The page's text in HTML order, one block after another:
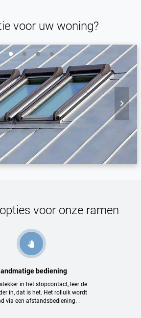
voor uw woning?

voor onze ramen
bediening
in het stopcontact, leer de
in, dat is het. Het rolluik wordt
via een afstandsbediening. .